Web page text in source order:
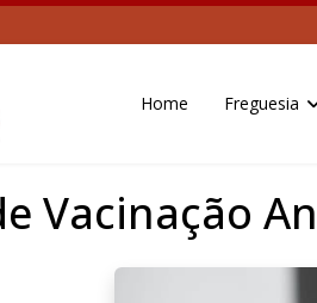
Home Freguesia
Vacinação